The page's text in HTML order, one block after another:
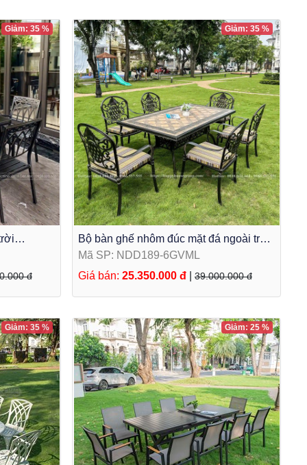
đ
Giảm: 35 %
Bộ bàn ghế nhôm đúc mặt đá ngoài trời
NDD189-6GVML
Mã SP: NDD189-6GVML
Giá bán: 25.350.000 đ 39.000.000 đ
Giảm: 35 %
Giảm: 35 % Giảm: 25 %